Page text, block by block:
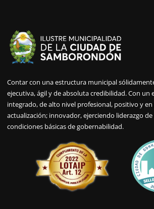
Contar con una estructura municipal
ejecutiva, ágil y de absoluta credibilidad. Con un
integrado, de alto nivel profesional, positivo y
actualización; innovador, ejerciendo liderazgo
condiciones básicas de gobernabilidad.